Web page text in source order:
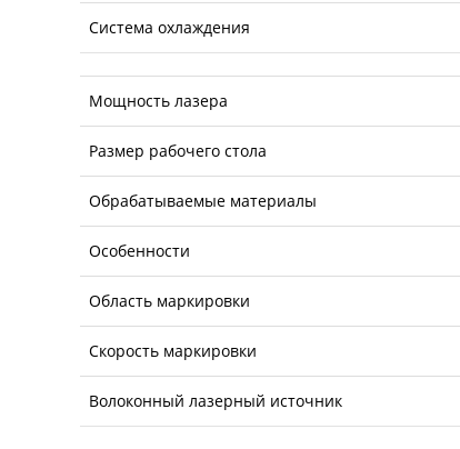
Система охлаждения
Мощность лазера
Размер рабочего стола
Обрабатываемые материалы
Особенности
Область маркировки
Скорость маркировки
Волоконный лазерный источник